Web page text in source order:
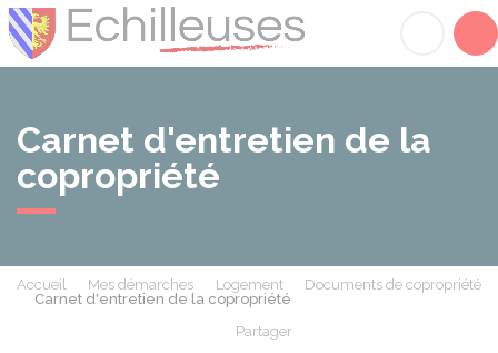
Carnet d'entretien de la
copropriété
Accueil Mes démarches Logement
Documents de copropriété
Carnet d'entretien de la copropriété
Partager